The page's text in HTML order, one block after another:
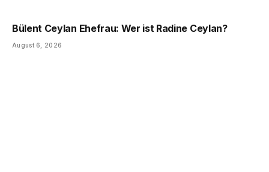
Bülent Ceylan Ehefrau: Wer ist Radine Ceylan?
August 6, 2026